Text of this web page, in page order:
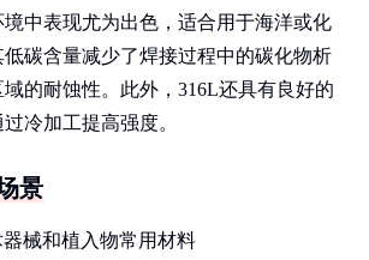
中表现尤为出色，适合用于海洋或化
碳含量减少了焊接过程中的碳化物析
的耐蚀性。此外，316L还具有良好的
冷加工提高强度。
景
器械和植入物常用材料